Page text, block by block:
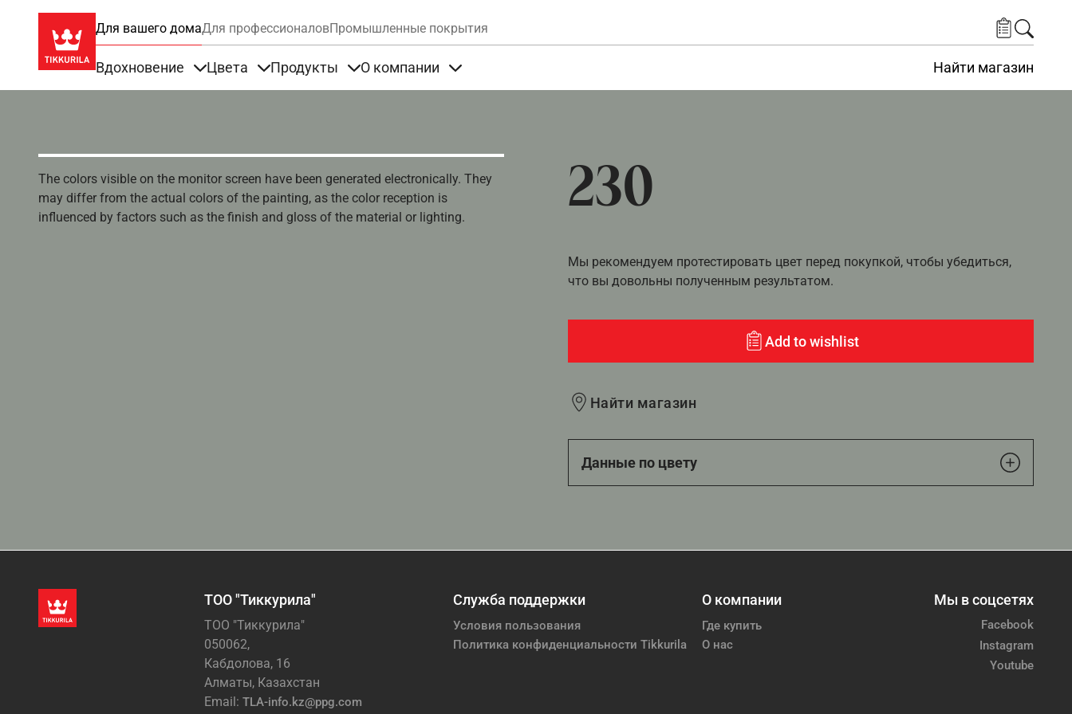
Для вашего домаДля профессионаловПромышленные покрытия
Вдохновение Цвета Продукты О компании Найти магазин
230
The colors visible on the monitor screen have been generated electronically. They
may differ from the actual colors of the painting, as the color reception is
influenced by factors such as the finish and gloss of the material or lighting.
Мы рекомендуем протестировать цвет перед покупкой, чтобы убедиться,
что вы довольны полученным результатом.
Add to wishlist
Найти магазин
Данные по цвету
ТОО "Тиккурила"
ТОО "Тиккурила"
050062,
Кабдолова, 16
Алматы, Казахстан
Email: TLA-info.kz@ppg.com
Служба поддержки
Условия пользования
Политика конфиденциальности Tikkurila
О компании
Где купить
О нас
Мы в соцсетях
Facebook
Instagram
Youtube